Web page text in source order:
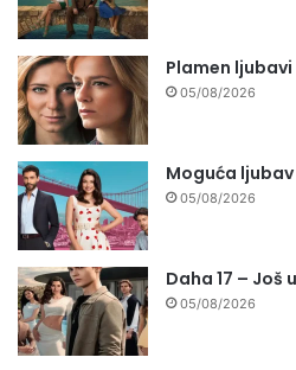
Plamen
05/08/2026
Moguća
05/08/2026
Daha 17 – Još
05/08/2026